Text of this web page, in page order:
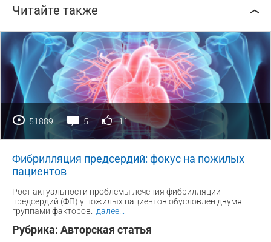
Читайте также
51889 5 11
Фибрилляция предсердий: фокус на пожилых
пациентов
Рост актуальности проблемы лечения фибрилляции
предсердий (ФП) у пожилых пациентов обусловлен двумя
группами факторов.
далее
Рубрика: Авторская статья